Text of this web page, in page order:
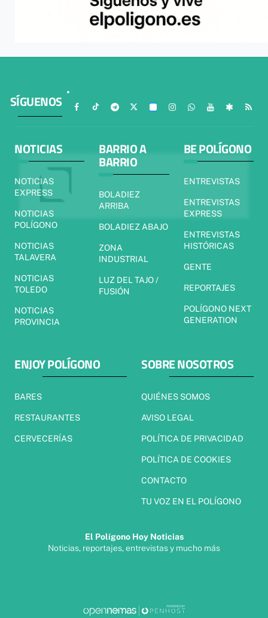
SÍGUENOS
NOTICIAS
NOTICIAS
EXPRESS
NOTICIAS
POLÍGONO
NOTICIAS
TALAVERA
NOTICIAS
TOLEDO
NOTICIAS
PROVINCIA
BARRIO A
BARRIO
BOLADIEZ
ARRIBA
BOLADIEZ ABAJO
ZONA
INDUSTRIAL
LUZ DEL TAJO /
FUSIÓN
BE POLÍGONO
ENTREVISTAS
ENTREVISTAS
EXPRESS
ENTREVISTAS
HISTÓRICAS
GENTE
REPORTAJES
POLÍGONO NEXT
GENERATION
ENJOY POLÍGONO
BARES
RESTAURANTES
CERVECERÍAS
SOBRE NOSOTROS
QUIÉNES SOMOS
AVISO LEGAL
POLÍTICA DE PRIVACIDAD
POLÍTICA DE COOKIES
CONTACTO
TU VOZ EN EL POLÍGONO
El Polígono Hoy Noticias
Noticias, reportajes, entrevistas y mucho más